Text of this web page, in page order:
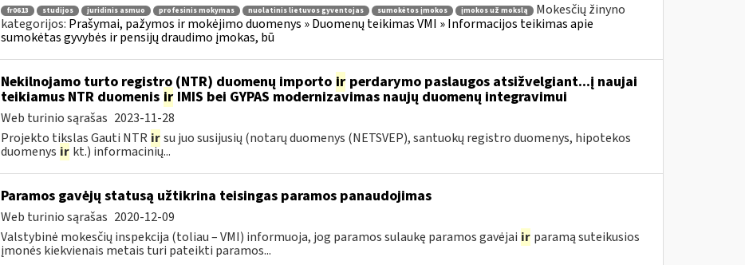
fr0613 studijos juridinis asmuo profesinis mokymas nuolatinis lietuvos gyventojas sumokėtos įmokos įmokos už mokslą
Mokesčių žinyno
kategorijos: Prašymai, pažymos ir mokėjimo duomenys » Duomenų teikimas VMI » Informacijos teikimas apie
sumokėtas gyvybės ir pensijų draudimo įmokas, bū
Nekilnojamo turto registro (NTR) duomenų importo irperdarymo paslaugos atsižvelgiant...į naujai
teikiamus NTR duomenis irIMIS bei GYPAS modernizavimas naujų duomenų integravimui
Web turinio sąrašas 2023-11-28
Projekto tikslas Gauti NTR ir su juo susijusių (notarų duomenys (NETSVEP), santuokų registro duomenys, hipotekos
duomenys ir kt.) informacinių...
Paramos gavėjų statusą užtikrina teisingas paramos panaudojimas
Web turinio sąrašas 2020-12-09
Valstybinė mokesčių inspekcija (toliau – VMI) informuoja, jog paramos sulaukę paramos gavėjai ir paramą suteikusios
įmonės kiekvienais metais turi pateikti paramos...